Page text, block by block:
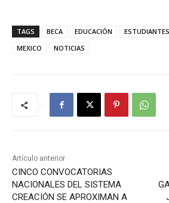
TAGS BECA EDUCACIÓN ESTUDIANTES
MEXICO
NOTICIAS
Artículo anterior
CINCO CONVOCATORIAS
NACIONALES DEL SISTEMA
CREACIÓN SE APROXIMAN A